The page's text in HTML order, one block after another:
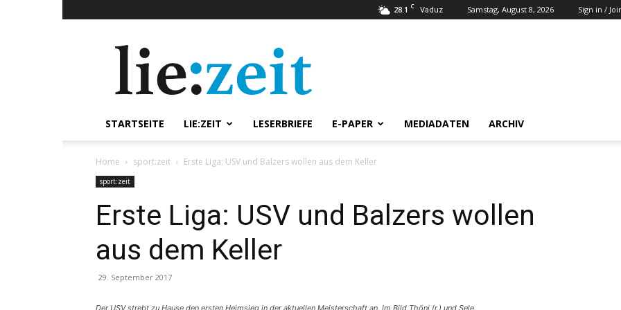
28.1 C Vaduz Samstag, August 8, 2026 Sign in /
STARTSEITE LIE:ZEIT LESERBRIEFE E-PAPER MEDIADATEN ARCHIV
Home sport:zeit Erste Liga: USV und Balzers wollen aus dem Keller
sport:zeit
Erste Liga: USV und Balzers wollen
aus dem Keller
29. September 2017
Der USV strebt zu Hause den ersten Heimsieg in der aktuellen Meisterschaft an. Im Bild Thöni (r.) und Sele.